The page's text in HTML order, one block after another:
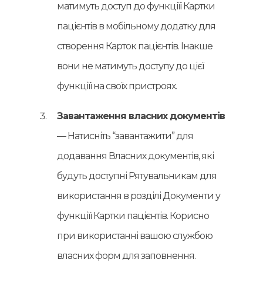
матимуть доступ до функціїї Картки
пацієнтів в мобільному додатку для
створення Карток пацієнтів. Інакше
вони не матимуть доступу до цієї
функціїї на своїх пристроях.
Завантаження власних документів
— Натисніть “завантажити” для
додавання Власних документів, які
будуть доступні Рятувальникам для
використання в розділі Документи у
функціїї Картки пацієнтів. Корисно
при використанні вашою службою
власних форм для заповнення.